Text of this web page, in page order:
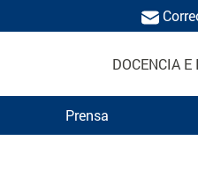
DOCENCIA
Prensa